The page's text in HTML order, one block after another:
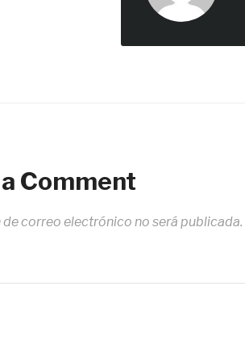
Comment
de correo electrónico no será publicada.